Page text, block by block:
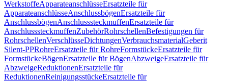
WerkstoffeApparateanschlüsseErsatzteile für
ApparateanschlüsseAnschlussbögenErsatzteile für
AnschlussbögenAnschlusssteckmuffenErsatzteile für
AnschlusssteckmuffenZubehörRohrschellenBefestigungen für
RohrschellenVerschlüsseDichtungenVerbrauchsmaterialGeberit
Silent-PPRohreErsatzteile für RohreFormstückeErsatzteile für
FormstückeBögenErsatzteile für BögenAbzweigeErsatzteile für
AbzweigeReduktionenErsatzteile für
ReduktionenReinigungsstückeErsatzteile für